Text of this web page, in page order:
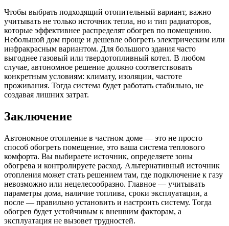
Чтобы выбрать подходящий отопительный вариант, важно
учитывать не только источник тепла, но и тип радиаторов,
которые эффективнее распределят обогрев по помещению.
Небольшой дом проще и дешевле обогреть электрическим или
инфракрасным вариантом. Для большого здания часто
выгоднее газовый или твердотопливный котел. В любом
случае, автономное решение должно соответствовать
конкретным условиям: климату, изоляции, частоте
проживания. Тогда система будет работать стабильно, не
создавая лишних затрат.
Заключение
Автономное отопление в частном доме — это не просто
способ обогреть помещение, это ваша система теплового
комфорта. Вы выбираете источник, определяете зоны
обогрева и контролируете расход. Альтернативный источник
отопления может стать решением там, где подключение к газу
невозможно или нецелесообразно. Главное — учитывать
параметры дома, наличие топлива, сроки эксплуатации, а
после — правильно установить и настроить систему. Тогда
обогрев будет устойчивым к внешним факторам, а
эксплуатация не вызовет трудностей.